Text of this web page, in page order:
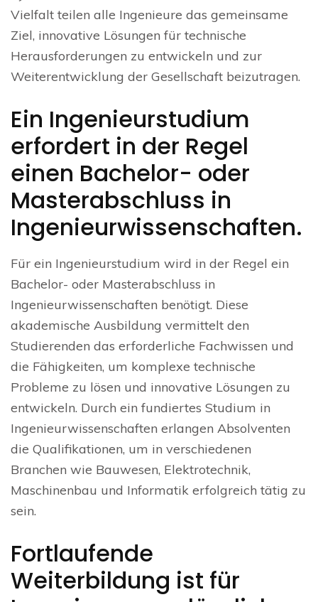
Vielfalt teilen alle Ingenieure das gemeinsame
Ziel, innovative Lösungen für technische
Herausforderungen zu entwickeln und zur
Weiterentwicklung der Gesellschaft beizutragen.
Ein Ingenieurstudium
erfordert in der Regel
einen Bachelor- oder
Masterabschluss in
Ingenieurwissenschaften.
Für ein Ingenieurstudium wird in der Regel ein
Bachelor- oder Masterabschluss in
Ingenieurwissenschaften benötigt. Diese
akademische Ausbildung vermittelt den
Studierenden das erforderliche Fachwissen und
die Fähigkeiten, um komplexe technische
Probleme zu lösen und innovative Lösungen zu
entwickeln. Durch ein fundiertes Studium in
Ingenieurwissenschaften erlangen Absolventen
die Qualifikationen, um in verschiedenen
Branchen wie Bauwesen, Elektrotechnik,
Maschinenbau und Informatik erfolgreich tätig zu
sein.
Fortlaufende
Weiterbildung ist für